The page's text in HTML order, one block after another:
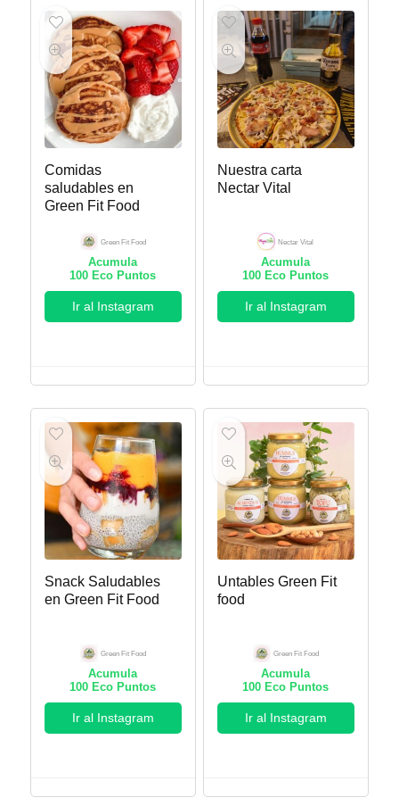
Comidas
saludables en
Green Fit Food
Green Fit Food
Acumula
100 Eco Puntos
Ir al Instagram
Nuestra carta
Nectar Vital
Nectar Vital
Acumula
100 Eco Puntos
Ir al Instagram
Snack Saludables
en Green Fit Food
Green Fit Food
Acumula
100 Eco Puntos
Ir al Instagram
Untables Green Fit
food
Green Fit Food
Acumula
100 Eco Puntos
Ir al Instagram